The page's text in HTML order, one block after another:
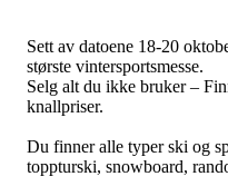
Sett av datoene 18-20
største vintersportsmesse.
Selg alt du ikke bruker –
knallpriser.
Du finner alle typer ski og
toppturski, snowboard,